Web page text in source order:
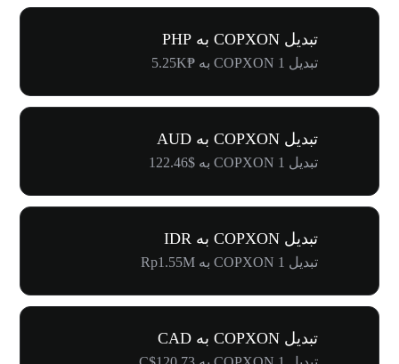
تبدیل COPXON به PHP
تبدیل 1 COPXON به ₱5.25K
تبدیل COPXON به AUD
تبدیل 1 COPXON به $122.46
تبدیل COPXON به IDR
تبدیل 1 COPXON به Rp1.55M
تبدیل COPXON به CAD